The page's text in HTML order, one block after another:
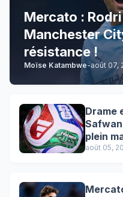
Mercato :
Manchester
résistance !
Moïse Katambwe-août 07,
Drame
plein
août 05,